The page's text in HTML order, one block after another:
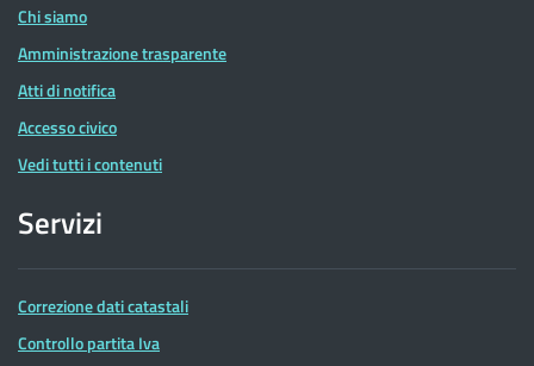
Chi siamo
Amministrazione trasparente
Atti di notifica
Accesso civico
Vedi tutti i contenuti
Servizi
Correzione dati catastali
Controllo partita Iva